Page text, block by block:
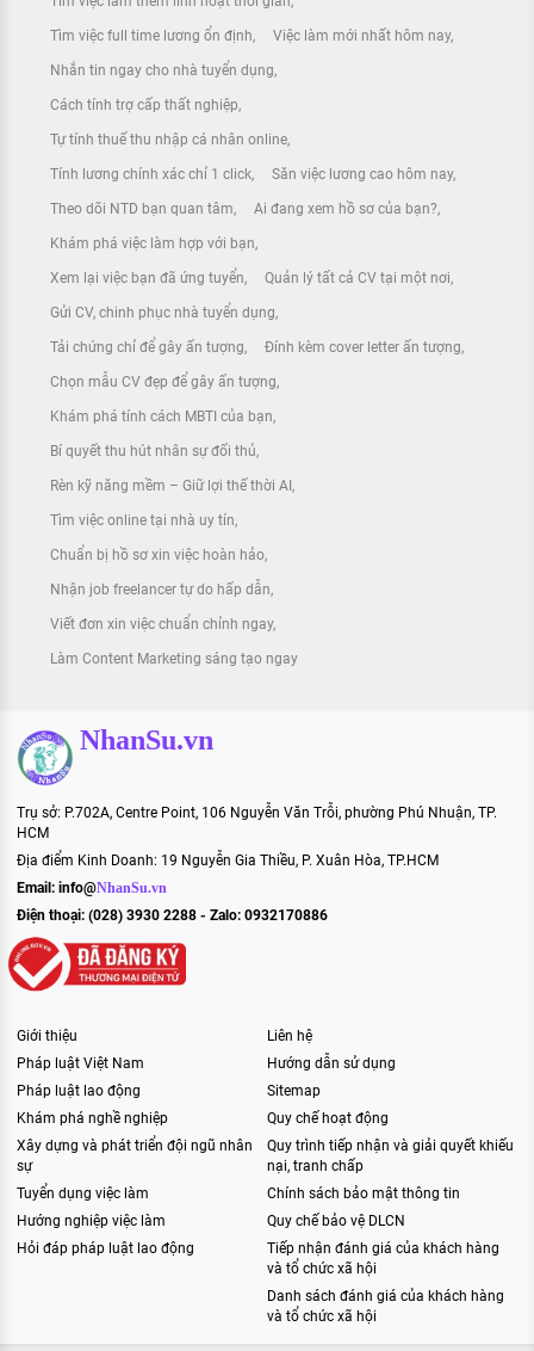
Tìm việc full time lương ổn định Việc làm mới nhất hôm nay
Nhắn tin ngay cho nhà tuyển dụng
Cách tính trợ cấp thất nghiệp
Tự tính thuế thu nhập cá nhân online
Tính lương chính xác chỉ 1 click Săn việc lương cao hôm nay
Theo dõi NTD bạn quan tâm Ai đang xem hồ sơ của bạn?
Khám phá việc làm hợp với bạn
Xem lại việc bạn đã ứng tuyển Quản lý tất cả CV tại một nơi
Gửi CV, chinh phục nhà tuyển dụng
Tải chứng chỉ để gây ấn tượng Đính kèm cover letter ấn tượng
Chọn mẫu CV đẹp để gây ấn tượng
Khám phá tính cách MBTI của bạn
Bí quyết thu hút nhân sự đối thủ
Rèn kỹ năng mềm – Giữ lợi thế thời AI
Tìm việc online tại nhà uy tín
Chuẩn bị hồ sơ xin việc hoàn hảo
Nhận job freelancer tự do hấp dẫn
Viết đơn xin việc chuẩn chỉnh ngay
Làm Content Marketing sáng tạo ngay
NhanSu.vn
Trụ sở: P.702A, Centre Point, 106 Nguyễn Văn Trỗi, phường Phú Nhuận, TP.
HCM
Địa điểm Kinh Doanh: 19 Nguyễn Gia Thiều, P. Xuân Hòa, TP.HCM
Email: info@NhanSu.vn
Điện thoại: (028) 3930 2288 - Zalo: 0932170886
Giới thiệu
Pháp luật Việt Nam
Pháp luật lao động
Khám phá nghề nghiệp
Xây dựng và phát triển đội ngũ nhân
sự
Tuyển dụng việc làm
Hướng nghiệp việc làm
Hỏi đáp pháp luật lao động
Liên hệ
Hướng dẫn sử dụng
Sitemap
Quy chế hoạt động
Quy trình tiếp nhận và giải quyết khiếu
nại, tranh chấp
Chính sách bảo mật thông tin
Quy chế bảo vệ DLCN
Tiếp nhận đánh giá của khách hàng
và tổ chức xã hội
Danh sách đánh giá của khách hàng
và tổ chức xã hội